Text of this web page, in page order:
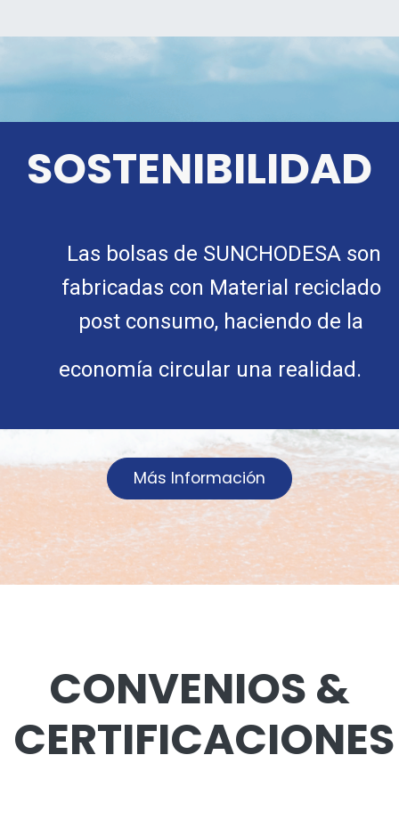
SOSTENIBILIDAD
Las bolsas de SUNCHODESA son
fabricadas con Material reciclado
post consumo, haciendo de la
economía circular una realidad.
Más Información
CONVENIOS &
CERTIFICACIONES